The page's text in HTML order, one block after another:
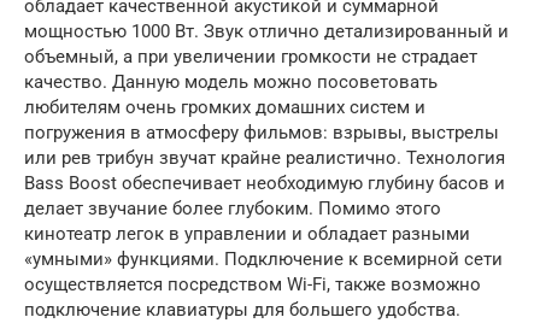
обладает качественной акустикой и суммарной
мощностью 1000 Вт. Звук отлично детализированный и
объемный, а при увеличении громкости не страдает
качество. Данную модель можно посоветовать
любителям очень громких домашних систем и
погружения в атмосферу фильмов: взрывы, выстрелы
или рев трибун звучат крайне реалистично. Технология
Bass Boost обеспечивает необходимую глубину басов и
делает звучание более глубоким. Помимо этого
кинотеатр легок в управлении и обладает разными
«умными» функциями. Подключение к всемирной сети
осуществляется посредством Wi-Fi, также возможно
подключение клавиатуры для большего удобства.